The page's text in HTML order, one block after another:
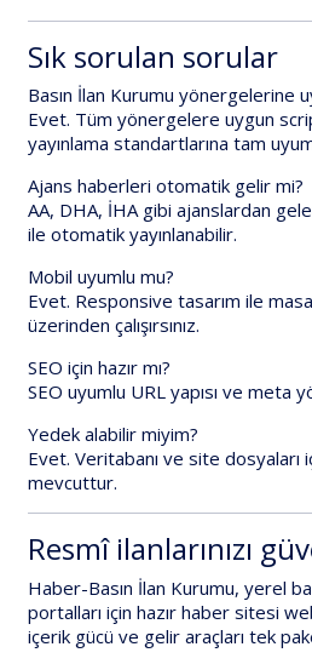
Sık sorulan sorular
Basın İlan Kurumu yönergelerine
Evet. Tüm yönergelere uygun
yayınlama standartlarına tam
Ajans haberleri otomatik gelir mi?
AA, DHA, İHA gibi ajanslardan
ile otomatik yayınlanabilir.
Mobil uyumlu mu?
Evet. Responsive tasarım ile
üzerinden çalışırsınız.
SEO için hazır mı?
SEO uyumlu URL yapısı ve meta
Yedek alabilir miyim?
Evet. Veritabanı ve site
mevcuttur.
Resmî ilanlarınızı
Haber-Basın İlan Kurumu, yerel
portalları için hazır haber sitesi web
içerik gücü ve gelir araçları tek